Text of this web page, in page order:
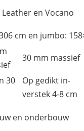
en Vocano
cm en jumbo:
30 mm massief
30
Op gedikt in-
verstek 4-8 cm
en onderbouw